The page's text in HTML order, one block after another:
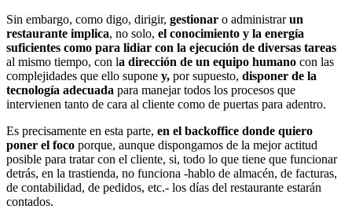
Sin embargo, como digo, dirigir, gestionar o administrarun
restaurante implica, no solo, el conocimiento y la energía
suficientes como para lidiar con la ejecución de diversas tareas
al mismo tiempo, con la dirección de un equipo humano con las
complejidades que ello supone y, por supuesto, disponer de la
tecnología adecuada para manejar todos los procesos que
intervienen tanto de cara al cliente como de puertas para adentro.
Es precisamente en esta parte, en el backoffice donde quiero
poner el foco porque, aunque dispongamos de la mejor actitud
posible para tratar con el cliente, si, todo lo que tiene que funcionar
detrás, en la trastienda, no funciona -hablo de almacén, de facturas,
de contabilidad, de pedidos, etc.- los días del restaurante estarán
contados.